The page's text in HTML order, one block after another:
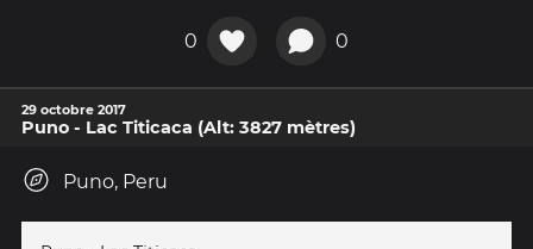
0 0
29 octobre 2017
Puno - Lac Titicaca (Alt: 3827 mètres)
Puno, Peru